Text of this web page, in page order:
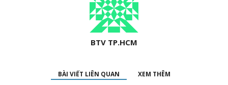
BTV TP.HCM
BÀI VIẾT LIÊN QUAN XEM THÊM